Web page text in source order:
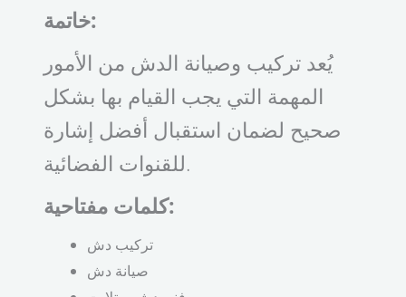
خاتمة:
يُعد تركيب وصيانة الدش من الأمور
المهمة التي يجب القيام بها بشكل
صحيح لضمان استقبال أفضل إشارة
للقنوات الفضائية.
كلمات مفتاحية:
تركيب دش
صيانة دش